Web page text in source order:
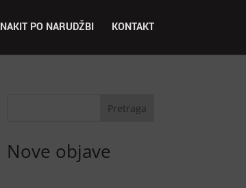
NAKIT PO NARUDŽBI KONTAKT
Pretraga
Nove objave